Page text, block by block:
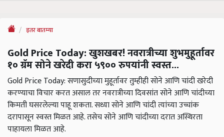
इतर बातम्या
Gold Price Today: खुशखबर! नवरात्रीच्या शुभमुहूर्तावर
१० ग्रॅम सोने खरेदी करा ५९०० रुपयांनी स्वस्त...
Gold Price Today: सणासुदीच्या मुहूर्तावर तुम्हीही सोने आणि चांदी खरेदी
करण्याचा विचार करत असाल तर नवरात्रीच्या दिवसांत सोने आणि चांदीच्या
किमती घसरलेल्या पाहू शकता. सध्या सोने आणि चांदी त्यांच्या उच्चांक
दरापासून स्वस्त मिळत आहे. तसेच सोने आणि चांदीच्या दरात अस्थिरता
पाहायला मिळत आहे.